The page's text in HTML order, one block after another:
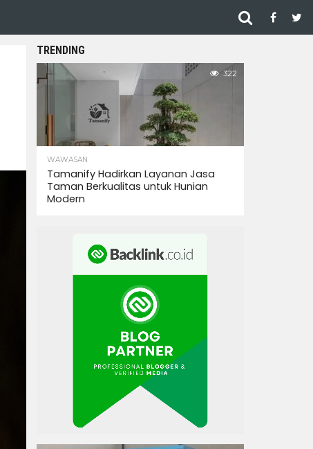
TRENDING
322
WAWASAN
Tamanify Hadirkan Layanan Jasa
Taman Berkualitas untuk Hunian
Modern